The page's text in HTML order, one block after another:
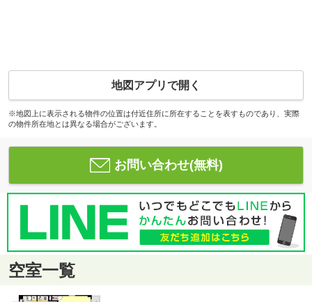
地図アプリで開く
※地図上に表示される物件の位置は付近住所に所在することを表すものであり、実際
の物件所在地とは異なる場合がございます。
お問い合わせ(無料)
空室一覧